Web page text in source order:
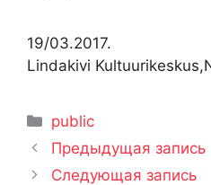
19/03.2017.
Lindakivi
Рубрики
public
Предыдущая запись
Следующая запись